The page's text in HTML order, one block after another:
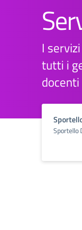
I
tutti i
docenti
Sportello